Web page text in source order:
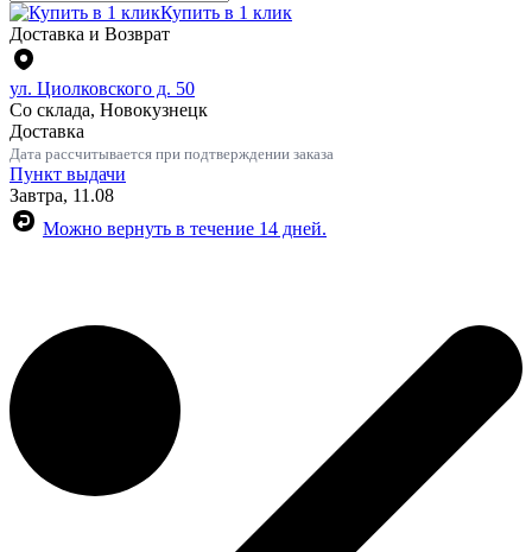
Купить в 1 клик
Доставка и Возврат
ул. Циолковского д. 50
Со склада, Новокузнецк
Доставка
Дата рассчитывается при подтверждении заказа
Пункт выдачи
Завтра, 11.08
Можно вернуть в течение 14 дней.